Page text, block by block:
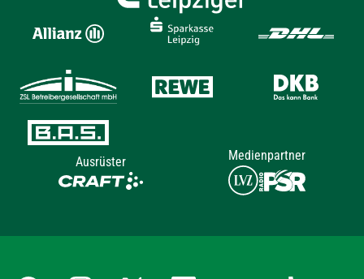
Ausrüster Medienpartner